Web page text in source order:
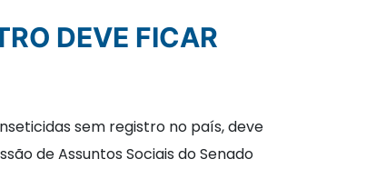
sem registro no país, deve
de Assuntos Sociais do Senado